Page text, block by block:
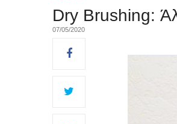
Dry Brushing:
07/05/2020